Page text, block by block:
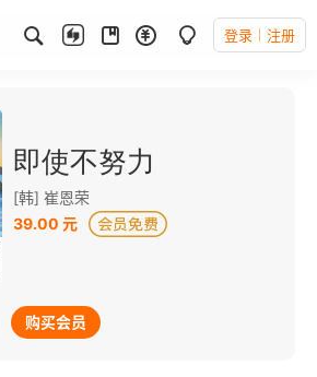
登录 注册
即使不努力
[韩] 崔恩荣
39.00 元
购买会员